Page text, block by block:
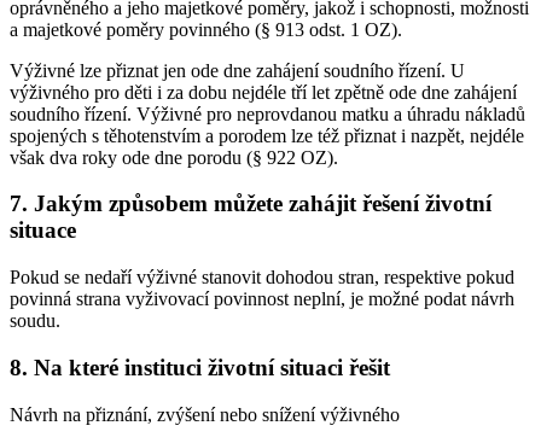
oprávněného a jeho majetkové poměry, jakož i schopnosti, možnosti
a majetkové poměry povinného (§ 913 odst. 1 OZ).
Výživné lze přiznat jen ode dne zahájení soudního řízení. U
výživného pro děti i za dobu nejdéle tří let zpětně ode dne zahájení
soudního řízení. Výživné pro neprovdanou matku a úhradu nákladů
spojených s těhotenstvím a porodem lze též přiznat i nazpět, nejdéle
však dva roky ode dne porodu (§ 922 OZ).
7. Jakým způsobem můžete zahájit řešení životní
situace
Pokud se nedaří výživné stanovit dohodou stran, respektive pokud
povinná strana vyživovací povinnost neplní, je možné podat návrh
soudu.
8. Na které instituci životní situaci řešit
Návrh na přiznání, zvýšení nebo snížení výživného